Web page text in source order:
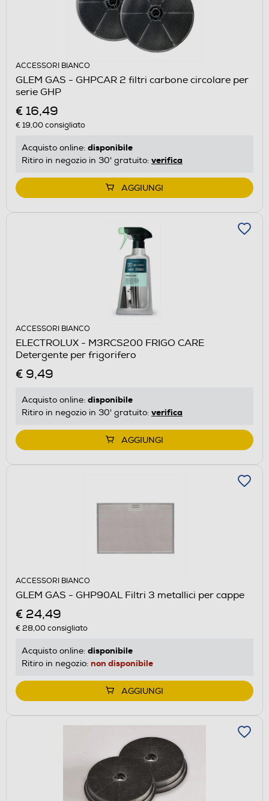
ACCESSORI BIANCO
GLEM GAS - GHPCAR 2 filtri carbone circolare per
serie GHP
€ 16,49
€ 19,00consigliato
Acquisto online: disponibile
Ritiro in negozio in 30' gratuito: verifica
AGGIUNGI
ACCESSORI BIANCO
ELECTROLUX - M3RCS200 FRIGO CARE
Detergente per frigorifero
€ 9,49
Acquisto online: disponibile
Ritiro in negozio in 30' gratuito: verifica
AGGIUNGI
ACCESSORI BIANCO
GLEM GAS - GHP90AL Filtri 3 metallici per cappe
€ 24,49
€ 28,00consigliato
Acquisto online: disponibile
Ritiro in negozio: non disponibile
AGGIUNGI